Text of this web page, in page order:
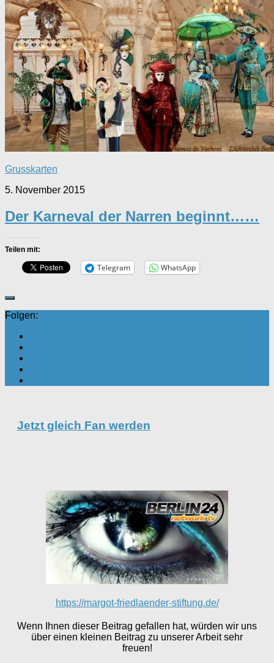
Grusskarten
5. November 2015
Der Karneval der Narren beginnt……
Teilen mit:
Telegram WhatsApp
Folgen:
Jetzt gleich Fan werden
https://margot-friedlaender-stiftung.de/
Wenn Ihnen dieser Beitrag gefallen hat, würden wir uns
über einen kleinen Beitrag zu unserer Arbeit sehr
freuen!